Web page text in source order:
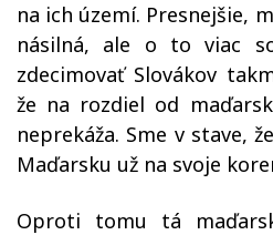
na ich území. Presnejšie,
násilná, ale o to viac
zdecimovať Slovákov
že na rozdiel od
neprekáža. Sme v stave,
Maďarsku už na svoje
Oproti tomu tá